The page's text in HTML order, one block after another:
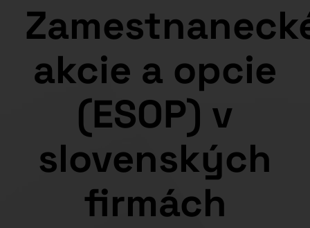
akcie a opcie
(ESOP) v
slovenských
firmách